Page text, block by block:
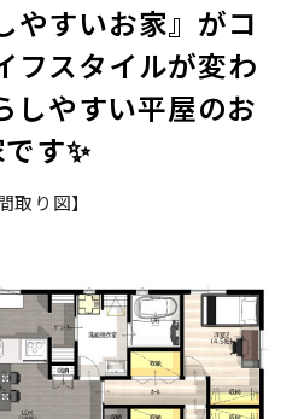
やすいお家』がコ
フスタイルが変わ
しやすい平屋のお
す✨
取り図】